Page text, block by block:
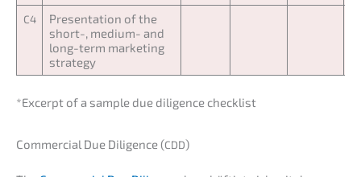
C4
Presen­ta­ti­on of the
short-, medium- and
long-term marke­ting
strategy
*Excerpt of a sample due diligence checklist
Commer­cial Due Diligence (CDD)